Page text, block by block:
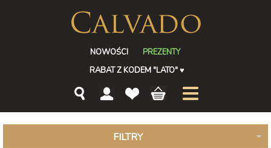
NOWOŚCI
PREZENTY
RABAT Z KODEM "LATO"♥
FILTRY